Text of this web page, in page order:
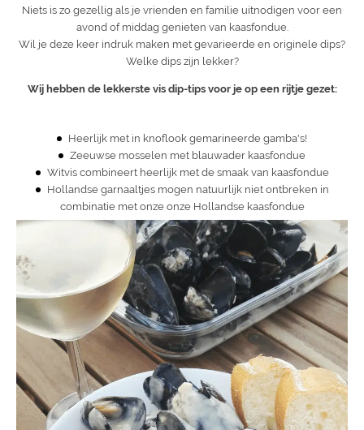
Niets is zo gezellig als je vrienden en familie uitnodigen voor een
avond of middag genieten van kaasfondue.
Wil je deze keer indruk maken met gevarieerde en originele dips?
Welke dips zijn lekker?
Wij hebben de lekkerste vis dip-tips voor je op een rijtje gezet:
Heerlijk met in knoflook gemarineerde gamba's!
Zeeuwse mosselen met blauwader kaasfondue
Witvis combineert heerlijk met de smaak van kaasfondue
Hollandse garnaaltjes mogen natuurlijk niet ontbreken in
combinatie met onze onze Hollandse kaasfondue